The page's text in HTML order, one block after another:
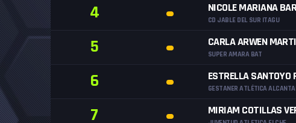
4 NICOLE MARIANA
CD JABLE DEL SUR ITAGU
5 CARLA ARWEN
SUPER AMARA BAT
6 ESTRELLA SANTOYO
GESTANER ATLÉTICA
7 MIRIAM COTILLAS